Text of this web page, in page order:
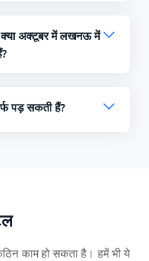
क्या अक्टूबर में लखनऊ में
पड़ सकती हैं?
काम हो सकता है। हमें भी ये